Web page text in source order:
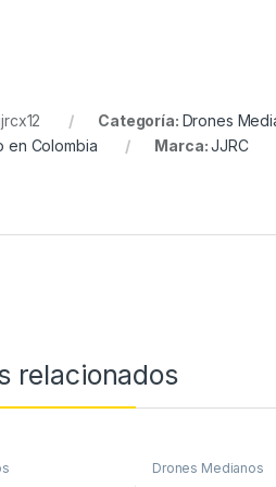
Categoría: Drones
en Colombia
Marca:JJRC
relacionados
Drones Medianos